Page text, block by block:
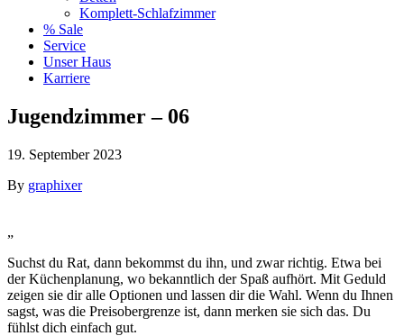
Komplett-Schlafzimmer
% Sale
Service
Unser Haus
Karriere
Jugendzimmer – 06
19. September 2023
By graphixer
„
Suchst du Rat, dann bekommst du ihn, und zwar richtig. Etwa bei
der Küchenplanung, wo bekanntlich der Spaß aufhört. Mit Geduld
zeigen sie dir alle Optionen und lassen dir die Wahl. Wenn du Ihnen
sagst, was die Preisobergrenze ist, dann merken sie sich das. Du
fühlst dich einfach gut.